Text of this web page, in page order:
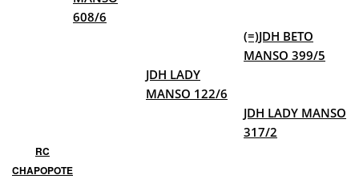
608/6
(=)JDH BETO
MANSO 399/5
JDH LADY
MANSO 122/6
JDH LADY MANSO
317/2
RC
CHAPOPOTE